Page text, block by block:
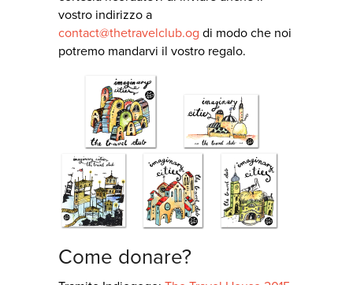
vostro indirizzo a
contact@thetravelclub.og di modo che noi
potremo mandarvi il vostro regalo.
Come donare?